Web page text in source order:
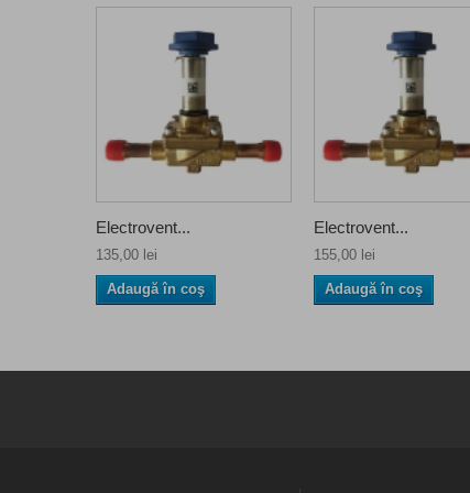
Electrovent...
135,00 lei
Adaugă în coş
Electrovent...
155,00 lei
Adaugă în coş